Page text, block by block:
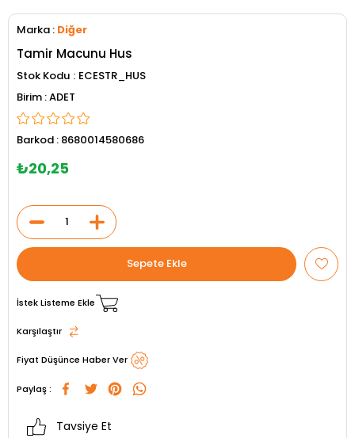
Marka : Diğer
Tamir Macunu Hus
Stok Kodu
ECESTR_HUS
ADET
Barkod : 8680014580686
₺20,25
İstek Listeme Ekle
Karşılaştır
Fiyat Düşünce Haber Ver
Paylaş :
Tavsiye Et